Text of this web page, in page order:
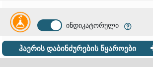
ინდიკატორული
ჰაერის დაბინძურების წყაროები